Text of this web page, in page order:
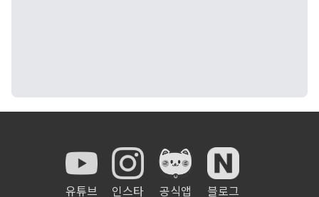
유튜브 인스타 공식앱 블로그